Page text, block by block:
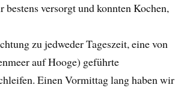
versorgt und konnten Kochen,
zu jedweder Tageszeit, eine von
auf Hooge) geführte
Einen Vormittag lang haben wir